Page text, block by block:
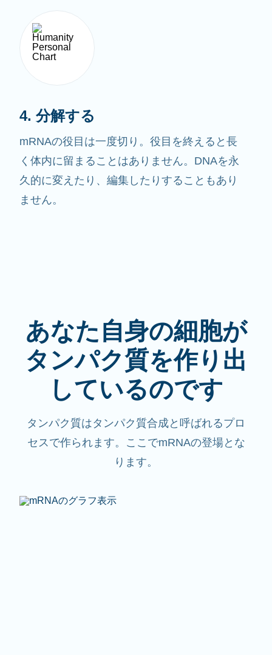
4. 分解する
mRNAの役目は一度切り。役目を終えると長
く体内に留まることはありません。DNAを永
久的に変えたり、編集したりすることもあり
ません。
あなた自身の細胞が
タンパク質を作り出
しているのです
タンパク質はタンパク質合成と呼ばれるプロ
セスで作られます。ここでmRNAの登場とな
ります。